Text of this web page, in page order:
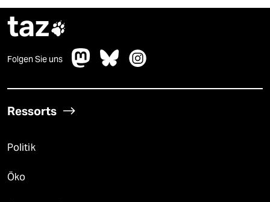
taz
Folgen Sie uns
Ressorts
Politik
Öko